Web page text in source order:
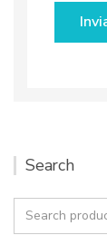
Search
Search
for: